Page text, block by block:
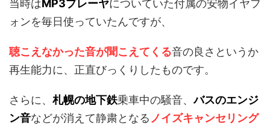
当時はMP3プレーヤについていた付属の安物イヤフ
ォンを毎日使っていたんですが、
聴こえなかった音が聞こえてくる音の良さというか
再生能力に、正直びっくりしたものです。
さらに、 札幌の地下鉄乗車中の騒音、バスのエンジ
ン音などが消えて静粛となる ノイズキャンセリング